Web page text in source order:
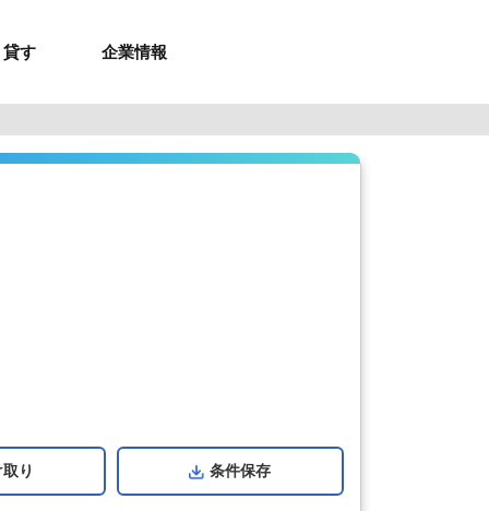
お問合せ
来店予約
お問合せ
無料お見積もり
資料請求
貸す
お問い合わせ
メルマガ登録
企業情報
り 条件保存